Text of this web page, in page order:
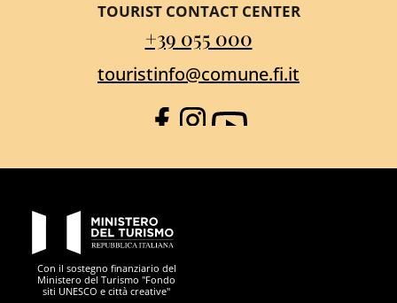
TOURIST CONTACT CENTER
+39 055 000
touristinfo@comune.fi.it
Facebook
Instagram
YouTube
Con il sostegno finanziario del
Ministero del Turismo "Fondo
siti UNESCO e città creative"